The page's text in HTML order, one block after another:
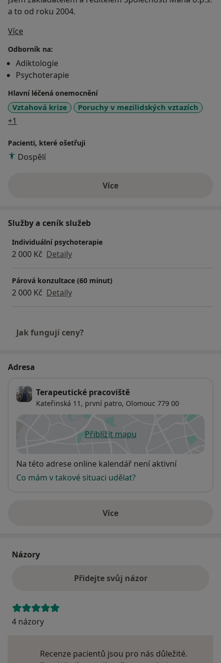
a to od roku 2004.
Více
Odborník na:
Adiktologie
Psychoterapie
Hlavní léčená onemocnění
Vztahová krize Poruchy v mezilidských vztazích
+1
Pacienti, které ošetřuji
Dospělí
Víceo zkušenostech
Služby a ceník služeb
Individuální psychoterapie
2 000 Kč Detaily
Párová konzultace (60 minut)
2 000 Kč Detaily
Jak fungují ceny?
Adresa
Terapeutické pracoviště
Kateřinská 11, první patro, Olomouc 779 00
Přiblížit mapuse otevře v nové záložce
Dostupnost
Na této adrese online kalendář není aktivní
Co mám v takové situaci udělat?
Víceo adrese
Názory
Přidejte svůj názor
4 názory
Recenze pacientů jsou pro nás důležité.